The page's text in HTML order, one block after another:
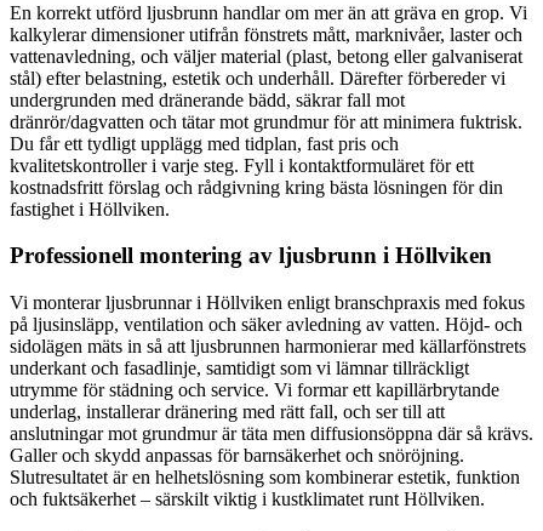
En korrekt utförd ljusbrunn handlar om mer än att gräva en grop. Vi
kalkylerar dimensioner utifrån fönstrets mått, marknivåer, laster och
vattenavledning, och väljer material (plast, betong eller galvaniserat
stål) efter belastning, estetik och underhåll. Därefter förbereder vi
undergrunden med dränerande bädd, säkrar fall mot
dränrör/dagvatten och tätar mot grundmur för att minimera fuktrisk.
Du får ett tydligt upplägg med tidplan, fast pris och
kvalitetskontroller i varje steg. Fyll i kontaktformuläret för ett
kostnadsfritt förslag och rådgivning kring bästa lösningen för din
fastighet i Höllviken.
Professionell montering av ljusbrunn i Höllviken
Vi monterar ljusbrunnar i Höllviken enligt branschpraxis med fokus
på ljusinsläpp, ventilation och säker avledning av vatten. Höjd- och
sidolägen mäts in så att ljusbrunnen harmonierar med källarfönstrets
underkant och fasadlinje, samtidigt som vi lämnar tillräckligt
utrymme för städning och service. Vi formar ett kapillärbrytande
underlag, installerar dränering med rätt fall, och ser till att
anslutningar mot grundmur är täta men diffusionsöppna där så krävs.
Galler och skydd anpassas för barnsäkerhet och snöröjning.
Slutresultatet är en helhetslösning som kombinerar estetik, funktion
och fuktsäkerhet – särskilt viktig i kustklimatet runt Höllviken.